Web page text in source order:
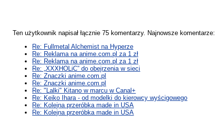
Ten użytkownik napisał łącznie 75 komentarzy. Najnowsze komentarze:
Re: Fullmetal Alchemist na Hyperze
Re: Reklama na anime.com.pl za 1 zł
Re: Reklama na anime.com.pl za 1 zł
Re: „XXXHOLiC” do obejrzenia w sieci
Re: Znaczki anime.com.pl
Re: Znaczki anime.com.pl
Re: "Lalki" Kitano w marcu w Canal+
Re: Keiko Ihara - od modelki do kierowcy wyścigowego
Re: Kolejna przeróbka made in USA
Re: Kolejna przeróbka made in USA